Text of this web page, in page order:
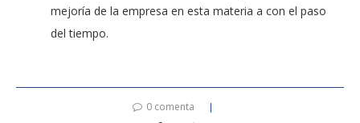
mejoría de la empresa en esta materia a con el paso
del tiempo.
0 comenta